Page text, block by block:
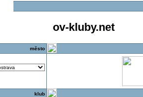
ov-kluby.net
město
klub